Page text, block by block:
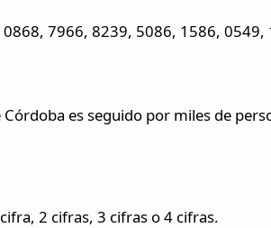
7966, 8239, 5086, 1586, 0549,
es seguido por miles de
2 cifras, 3 cifras o 4 cifras.